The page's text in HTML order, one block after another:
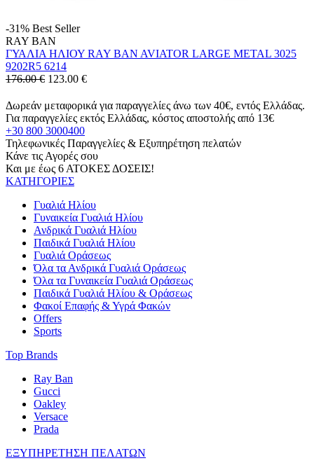
-31% Best Seller
RAY BAN
ΓΥΑΛΙΑ ΗΛΙΟΥ RAY BAN AVIATOR LARGE METAL 3025
9202R5 6214
176.00 € 123.00 €
Δωρεάν μεταφορικά για παραγγελίες άνω των 40€, εντός Ελλάδας.
Για παραγγελίες εκτός Ελλάδας, κόστος αποστολής από 13€
+30 800 3000400
Τηλεφωνικές Παραγγελίες & Εξυπηρέτηση πελατών
Κάνε τις Αγορές σου
Και με έως 6 ΑΤΟΚΕΣ ΔΟΣΕΙΣ!
ΚΑΤΗΓΟΡΙΕΣ
Γυαλιά Ηλίου
Γυναικεία Γυαλιά Ηλίου
Ανδρικά Γυαλιά Ηλίου
Παιδικά Γυαλιά Ηλίου
Γυαλιά Οράσεως
Όλα τα Ανδρικά Γυαλιά Οράσεως
Όλα τα Γυναικεία Γυαλιά Οράσεως
Παιδικά Γυαλιά Ηλίου & Οράσεως
Φακοί Επαφής & Υγρά Φακών
Offers
Sports
Top Brands
Ray Ban
Gucci
Oakley
Versace
Prada
ΕΞΥΠΗΡΕΤΗΣΗ ΠΕΛΑΤΩΝ